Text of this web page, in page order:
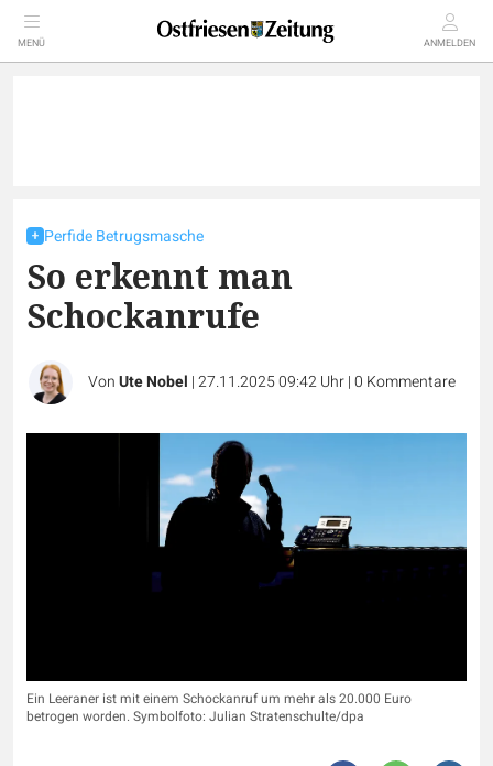
MENÜ ANMELDEN
Perfide Betrugsmasche
So erkennt man
Schockanrufe
VonUte Nobel |27.11.2025 09:42 Uhr|0 Kommentare
Ein Leeraner ist mit einem Schockanruf um mehr als 20.000 Euro
betrogen worden. Symbolfoto: Julian Stratenschulte/dpa